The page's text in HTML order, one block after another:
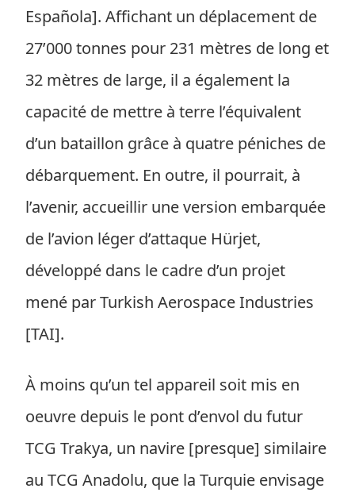
Española]. Affichant un déplacement de
27’000 tonnes pour 231 mètres de long et
32 mètres de large, il a également la
capacité de mettre à terre l’équivalent
d’un bataillon grâce à quatre péniches de
débarquement. En outre, il pourrait, à
l’avenir, accueillir une version embarquée
de l’avion léger d’attaque Hürjet,
développé dans le cadre d’un projet
mené par Turkish Aerospace Industries
[TAI].
À moins qu’un tel appareil soit mis en
oeuvre depuis le pont d’envol du futur
TCG Trakya, un navire [presque] similaire
au TCG Anadolu, que la Turquie envisage